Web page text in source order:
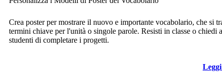
Crea poster per mostrare il nuovo e importante vocabolario, che si
termini chiave per l'unità o singole parole. Resisti in classe o chiedi
studenti di completare i progetti.